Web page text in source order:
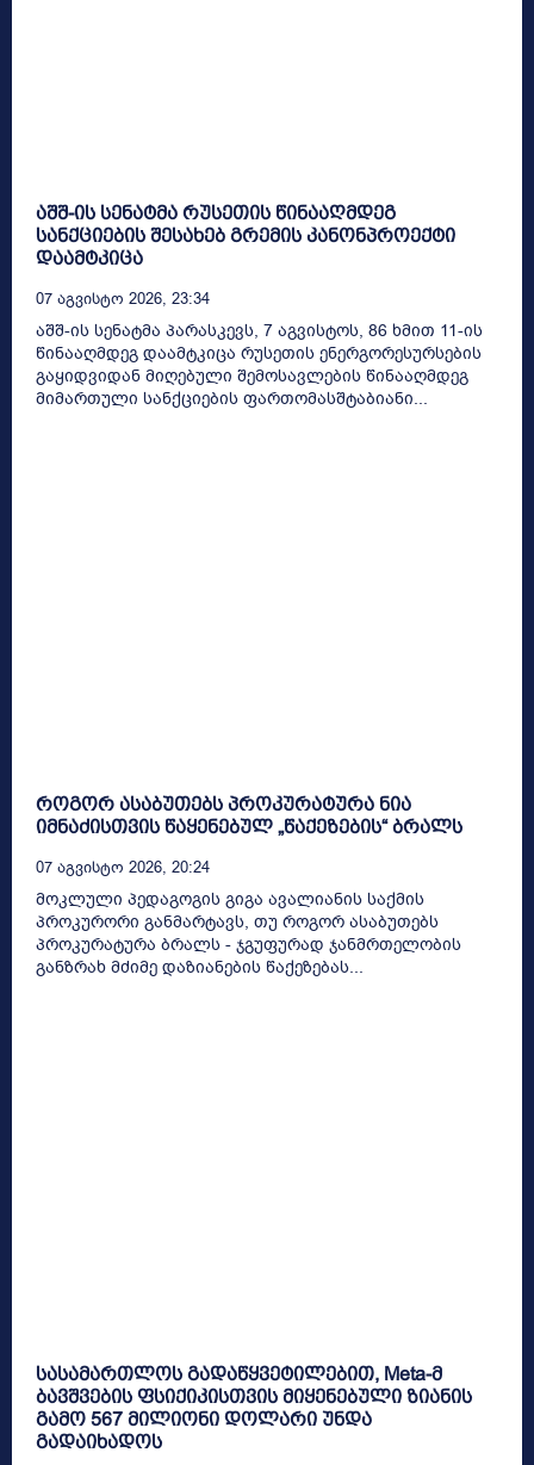
აშშ-ის სენატმა რუსეთის წინააღმდეგ
სანქციების შესახებ გრემის კანონპროექტი
დაამტკიცა
07 Აგვისტო 2026, 23:34
აშშ-ის სენატმა პარასკევს, 7 აგვისტოს, 86 ხმით 11-ის
წინააღმდეგ დაამტკიცა რუსეთის ენერგორესურსების
გაყიდვიდან მიღებული შემოსავლების წინააღმდეგ
მიმართული სანქციების ფართომასშტაბიანი...
როგორ ასაბუთებს პროკურატურა ნია
იმნაძისთვის წაყენებულ „წაქეზების“ ბრალს
07 Აგვისტო 2026, 20:24
მოკლული პედაგოგის გიგა ავალიანის საქმის
პროკურორი განმარტავს, თუ როგორ ასაბუთებს
პროკურატურა ბრალს - ჯგუფურად ჯანმრთელობის
განზრახ მძიმე დაზიანების წაქეზებას...
სასამართლოს გადაწყვეტილებით, Meta-მ
ბავშვების ფსიქიკისთვის მიყენებული ზიანის
გამო 567 მილიონი დოლარი უნდა
გადაიხადოს